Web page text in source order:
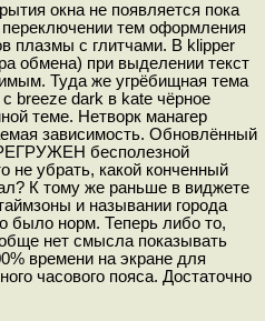
окна не появляется пока
тем оформления
плазмы с глитчами. В klipper
обмена) при выделении текст
Туда же угрёбищная тема
с breeze dark в kate чёрное
теме. Нетворк манагер
зависимость. Обновлённый
бесполезной
не убрать, какой конченный
К тому же раньше в виджете
и назывании города
было норм. Теперь либо то,
нет смысла показывать
времени на экране для
часового пояса. Достаточно